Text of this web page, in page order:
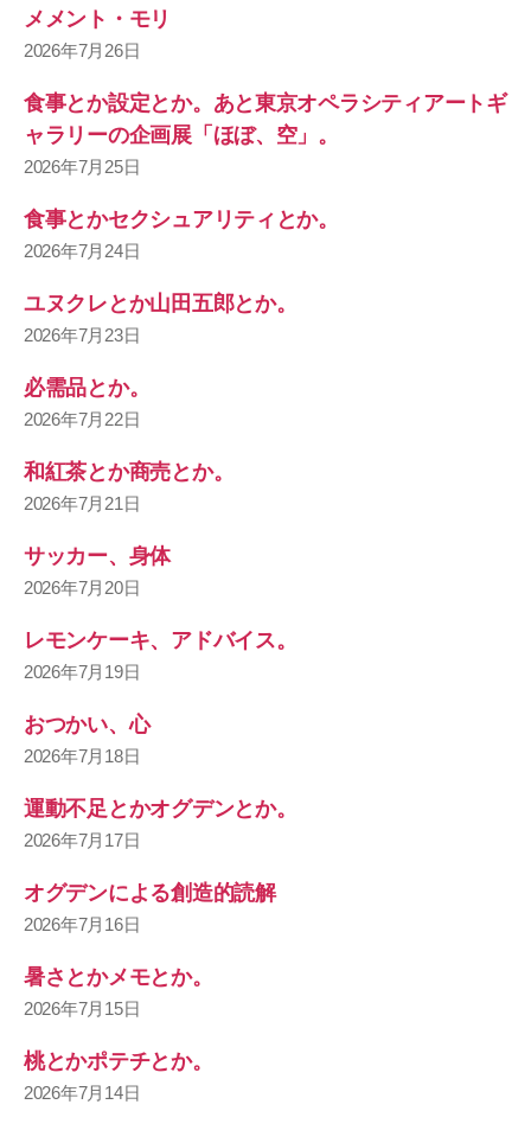
メメント・モリ
2026年7月26日
食事とか設定とか。あと東京オペラシティアートギ
ャラリーの企画展「ほぼ、空」。
2026年7月25日
食事とかセクシュアリティとか。
2026年7月24日
ユヌクレとか山田五郎とか。
2026年7月23日
必需品とか。
2026年7月22日
和紅茶とか商売とか。
2026年7月21日
サッカー、身体
2026年7月20日
レモンケーキ、アドバイス。
2026年7月19日
おつかい、心
2026年7月18日
運動不足とかオグデンとか。
2026年7月17日
オグデンによる創造的読解
2026年7月16日
暑さとかメモとか。
2026年7月15日
桃とかポテチとか。
2026年7月14日